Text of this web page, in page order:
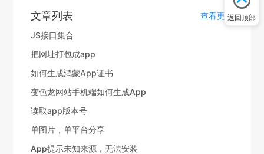
文章列表
查看更多
JS接口集合
把网址打包成app
如何生成鸿蒙App证书
变色龙网站手机端如何生成App
读取app版本号
单图片，单平台分享
App提示未知来源，无法安装
返回顶部